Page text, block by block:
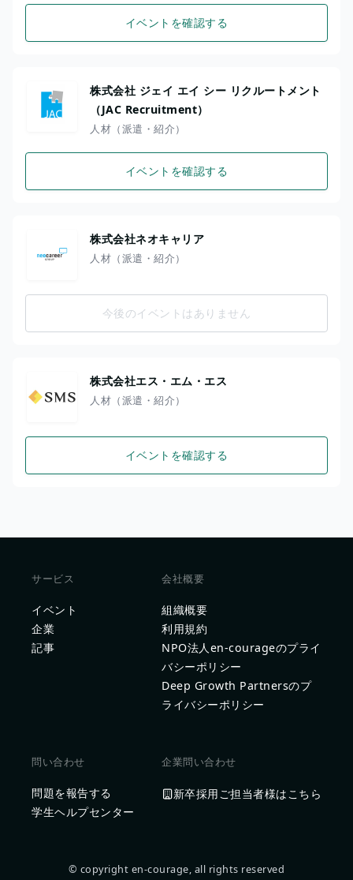
イベントを確認する
株式会社 ジェイ エイ シー リクルートメント
（JAC Recruitment）
人材（派遣・紹介）
イベントを確認する
株式会社ネオキャリア
人材（派遣・紹介）
今後のイベントはありません
株式会社エス・エム・エス
人材（派遣・紹介）
イベントを確認する
サービス
イベント
企業
記事
会社概要
組織概要
利用規約
NPO法人en-courageのプライ
バシーポリシー
Deep Growth Partnersのプ
ライバシーポリシー
問い合わせ
問題を報告する
学生ヘルプセンター
企業問い合わせ
新卒採用ご担当者様はこちら
© copyright en-courage, all rights reserved